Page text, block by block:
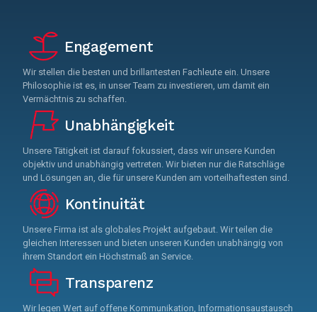
Engagement
Wir stellen die besten und brillantesten Fachleute ein. Unsere
Philosophie ist es, in unser Team zu investieren, um damit ein
Vermächtnis zu schaffen.
Unabhängigkeit
Unsere Tätigkeit ist darauf fokussiert, dass wir unsere Kunden
objektiv und unabhängig vertreten. Wir bieten nur die Ratschläge
und Lösungen an, die für unsere Kunden am vorteilhaftesten sind.
Kontinuität
Unsere Firma ist als globales Projekt aufgebaut. Wir teilen die
gleichen Interessen und bieten unseren Kunden unabhängig von
ihrem Standort ein Höchstmaß an Service.
Transparenz
Wir legen Wert auf offene Kommunikation, Informationsaustausch